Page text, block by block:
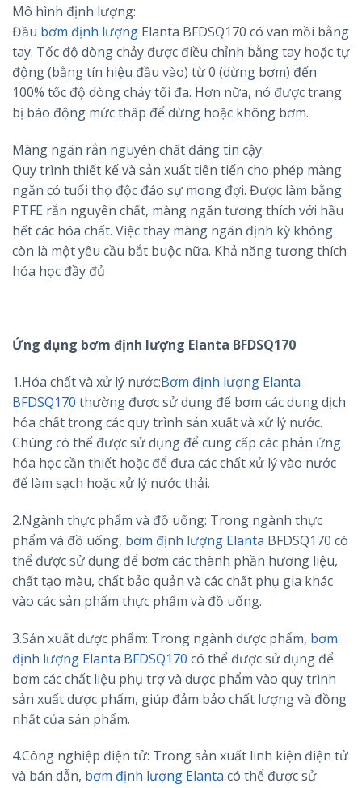
Mô hình định lượng:
Đầu bơm định lượng Elanta BFDSQ170 có van mồi bằng
tay. Tốc độ dòng chảy được điều chỉnh bằng tay hoặc tự
động (bằng tín hiệu đầu vào) từ 0 (dừng bơm) đến
100% tốc độ dòng chảy tối đa. Hơn nữa, nó được trang
bị báo động mức thấp để dừng hoặc không bơm.
Màng ngăn rắn nguyên chất đáng tin cậy:
Quy trình thiết kế và sản xuất tiên tiến cho phép màng
ngăn có tuổi thọ độc đáo sự mong đợi. Được làm bằng
PTFE rắn nguyên chất, màng ngăn tương thích với hầu
hết các hóa chất. Việc thay màng ngăn định kỳ không
còn là một yêu cầu bắt buộc nữa. Khả năng tương thích
hóa học đầy đủ
Ứng dụng bơm định lượng Elanta BFDSQ170
1.Hóa chất và xử lý nước:Bơm định lượng Elanta
BFDSQ170 thường được sử dụng để bơm các dung dịch
hóa chất trong các quy trình sản xuất và xử lý nước.
Chúng có thể được sử dụng để cung cấp các phản ứng
hóa học cần thiết hoặc để đưa các chất xử lý vào nước
để làm sạch hoặc xử lý nước thải.
2.Ngành thực phẩm và đồ uống: Trong ngành thực
phẩm và đồ uống, bơm định lượng Elanta BFDSQ170 có
thể được sử dụng để bơm các thành phần hương liệu,
chất tạo màu, chất bảo quản và các chất phụ gia khác
vào các sản phẩm thực phẩm và đồ uống.
3.Sản xuất dược phẩm: Trong ngành dược phẩm, bơm
định lượng Elanta BFDSQ170 có thể được sử dụng để
bơm các chất liệu phụ trợ và dược phẩm vào quy trình
sản xuất dược phẩm, giúp đảm bảo chất lượng và đồng
nhất của sản phẩm.
4.Công nghiệp điện tử: Trong sản xuất linh kiện điện tử
và bán dẫn, bơm định lượng Elanta có thể được sử